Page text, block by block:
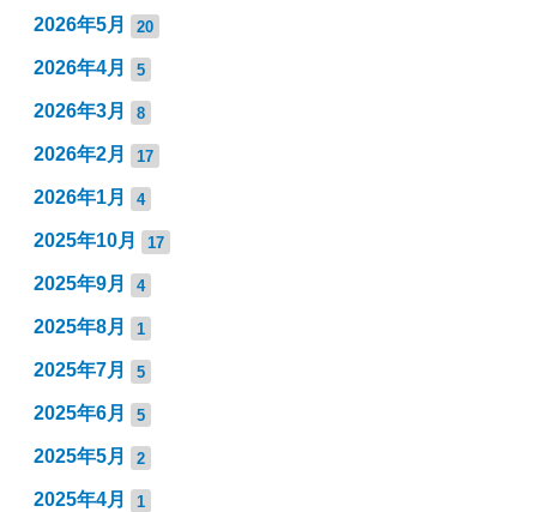
2026年5月 20
2026年4月 5
2026年3月 8
2026年2月 17
2026年1月 4
2025年10月 17
2025年9月 4
2025年8月 1
2025年7月 5
2025年6月 5
2025年5月 2
2025年4月 1